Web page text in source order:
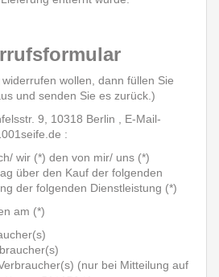
wollen, dann füllen Sie
und senden Sie es zurück.)
9, 10318 Berlin , E-Mail-
:
wir (*) den von mir/ uns (*)
über den Kauf der folgenden
der folgenden Dienstleistung (*)
am (*)
(nur bei Mitteilung auf